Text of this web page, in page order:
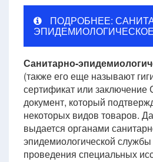
ПОДРОБНЕЕ:
Санитарно-
(также его еще называют
сертификат или заключение
документ, который
некоторых видов товаров.
выдается органами
эпидемиологической службы
проведения специальных